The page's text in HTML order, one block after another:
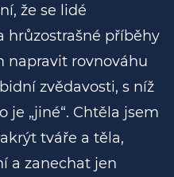
že se lidé
hrůzostrašné příběhy
napravit rovnováhu
zvědavosti, s níž
je „jiné“. Chtěla jsem
tváře a těla,
a zanechat jen